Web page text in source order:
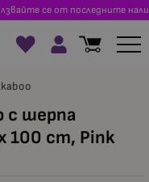
се от последните
с шерпа
100 сm, Pink